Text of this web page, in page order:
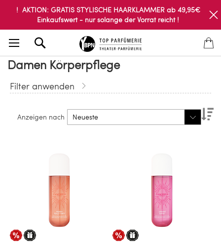
! AKTION: GRATIS STYLISCHE HAARKLAMMER ab 49,95€
Einkaufswert - nur solange der Vorrat reicht !
Damen Körperpflege
Filter anwenden
Anzeigen nach